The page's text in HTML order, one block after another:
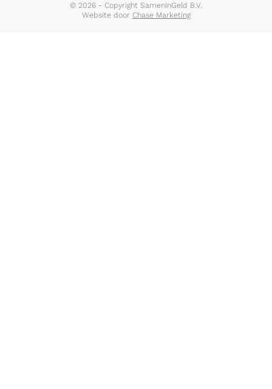
© 2026 - Copyright SamenInGeld B.V.
Website door Chase Marketing